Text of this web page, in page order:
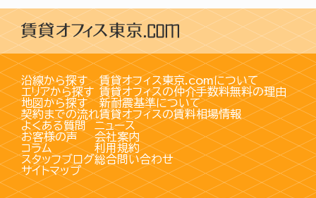
沿線から探す
エリアから探す
地図から探す
契約までの流れ
賃貸オフィス東京.comについて
賃貸オフィスの仲介手数料無料の理由
新耐震基準について
賃貸オフィスの賃料相場情報
よくある質問
お客様の声
コラム
スタッフブログ
サイトマップ
ニュース
会社案内
利用規約
総合問い合わせ